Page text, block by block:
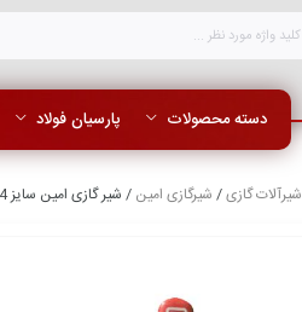
دسته محصولات پارسیان فولاد
شیرآلات گازی/ شیرگازی امین / شیر گازی امین سایز 3/4 اینچ